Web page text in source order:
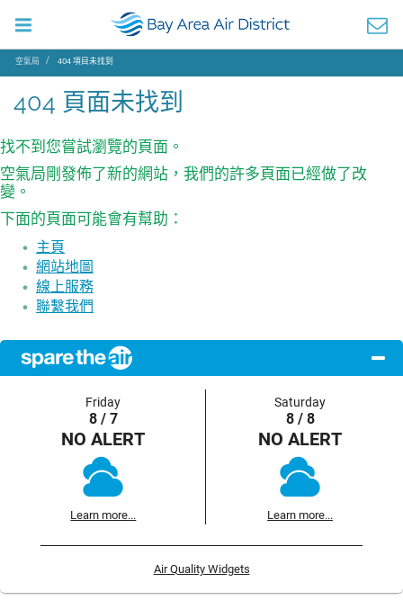
空氣局 404 項目未找到
404 頁面未找到
找不到您嘗試瀏覽的頁面。
空氣局剛發佈了新的網站，我們的許多頁面已經做了改
變。
下面的頁面可能會有幫助：
主頁
網站地圖
線上服務
聯繫我們
Friday
8 / 7
NO ALERT
Learn more...
Saturday
8 / 8
NO ALERT
Learn more...
Air Quality Widgets